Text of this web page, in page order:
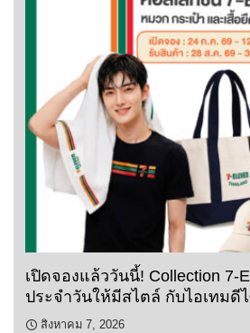
เปิดจองแล้ววันนี้! Collection 7-
ประจำวันให้มีสไตล์ กับไอเทมดี
สิงหาคม 7, 2026